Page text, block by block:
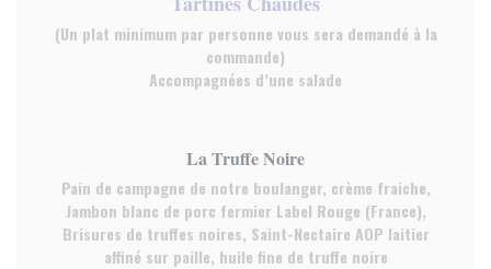
(Un plat minimum par personne vous sera demandé à la
commande)
Accompagnées d’une salade
La Truffe Noire
Pain de campagne de notre boulanger, crème fraiche,
Jambon blanc de porc fermier Label Rouge (France),
Brisures de truffes noires, Saint-Nectaire AOP laitier
affiné sur paille, huile fine de truffe noire